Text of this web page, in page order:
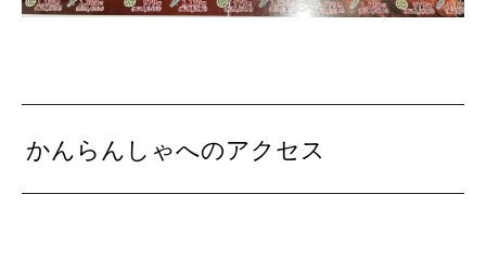
かんらんしゃへのアクセス